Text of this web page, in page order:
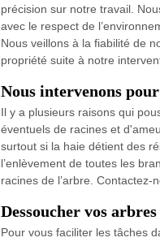
précision sur notre travail.
avec le respect de
Nous veillons à la fiabilité de
propriété suite à notre
Nous intervenons
Il y a plusieurs raisons qui
éventuels de racines et
surtout si la haie détient des
l’enlèvement de toutes les
racines de l’arbre. Contactez-
Dessoucher vos
Pour vous faciliter les tâches